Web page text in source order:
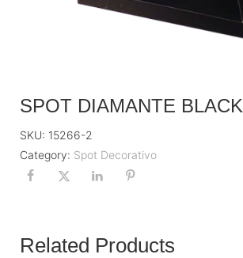
SPOT DIAMANTE BLACK
SKU: 15266-2
Category: Spot Decorativo
Related Products